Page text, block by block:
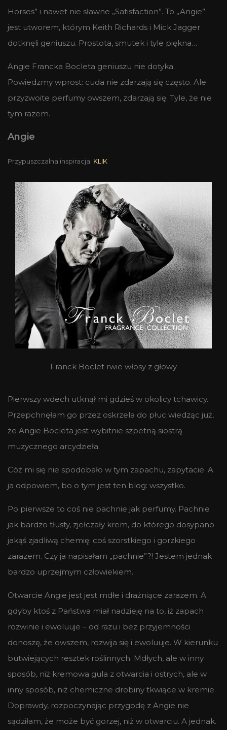
Horses” i nawet nie sławne „Satisfaction”. To „Angie”
jest utworem, którym Keith Richards i Mick Jagger
dotknęli geniuszu. Prostota, smutek i tyle piękna…
Angie Francka Bocleta geniuszu nie dotyka.
Powiedzmy wprost: cuda nie zdarzają się często. Ale
przyzwoite perfumy owszem, zdarzają się. Tyle, że nie
tym razem.
Angie
Przypuszczalna inspiracja: KLIK
Franck Boclet rwie włosy z głowy
Pierwszy wdech utknął mi gdzieś w okolicy tchawicy.
Przepchnęłam go przez oskrzela do płuc wiedząc już,
że Angie Bocleta jest wybitnie szpetną siostrą
muzycznego arcydzieła.
Cóż mi się nie spodobało w tym zapachu, zapytacie. A
ja odpowiem, bo o tym jest ten blog: wszystko.
Po pierwsze to coś nie pachnie jak perfumy. Pachnie
jak bardzo tłusty, zjełczały krem, do którego dosypano
jakąś zjadliwą chemię: coś szorstkiego i gorzkiego
zarazem. Czy ja napisałam „pachnie”?! Jestem jednak
bardzo uprzejmym człowiekiem.
Otwarcie Angie jest jest mdłe i drażniące zarazem. A
gdyby ktoś z Państwa miał nadzieję na to, iż zapach
rozwinie i ewoluuje – od razu i bez przyjemności
donoszę, że owszem, rozwija się i ewoluuje. W kierunku
butwiejących resztek roślinnych. Mdłych, ale w inny
sposób, niż kremowa gula z otwarcia i ostrych, ale w
inny sposób, niż chemiczne drobiny tkwiące w kremie.
Doprawdy, rozpoczynając przygodę z Angie nie
sądziłam, że może być gorzej, niż w otwarciu. A jednak.